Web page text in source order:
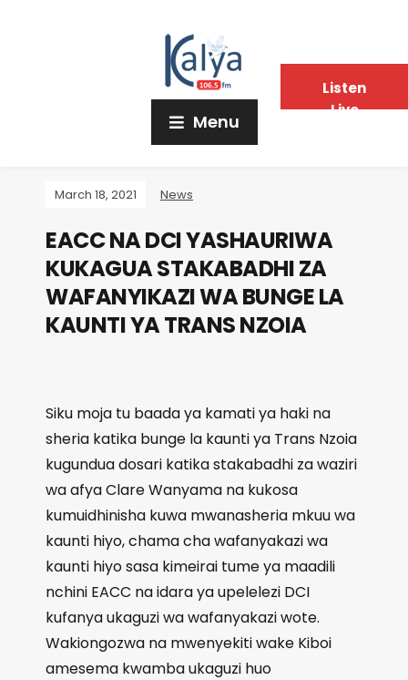
Menu
March 18, 2021 News
EACC NA DCI YASHAURIWA
KUKAGUA STAKABADHI ZA
WAFANYIKAZI WA BUNGE LA
KAUNTI YA TRANS NZOIA
Siku moja tu baada ya kamati ya haki na
sheria katika bunge la kaunti ya Trans Nzoia
kugundua dosari katika stakabadhi za waziri
wa afya Clare Wanyama na kukosa
kumuidhinisha kuwa mwanasheria mkuu wa
kaunti hiyo, chama cha wafanyakazi wa
kaunti hiyo sasa kimeirai tume ya maadili
nchini EACC na idara ya upelelezi DCI
kufanya ukaguzi wa wafanyakazi wote.
Wakiongozwa na mwenyekiti wake Kiboi
amesema kwamba ukaguzi huo
Listen
Live